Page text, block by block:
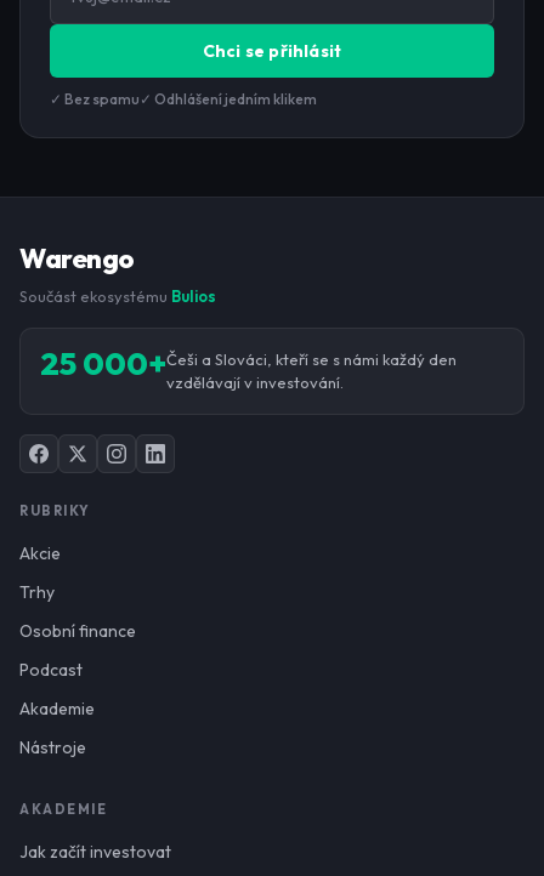
Chci se přihlásit
✓ Bez spamu ✓ Odhlášení jedním klikem
Warengo
Součást ekosystému Bulios
25 000+Češi a Slováci, kteří se s námi každý den
vzdělávají v investování.
RUBRIKY
Akcie
Trhy
Osobní finance
Podcast
Akademie
Nástroje
AKADEMIE
Jak začít investovat